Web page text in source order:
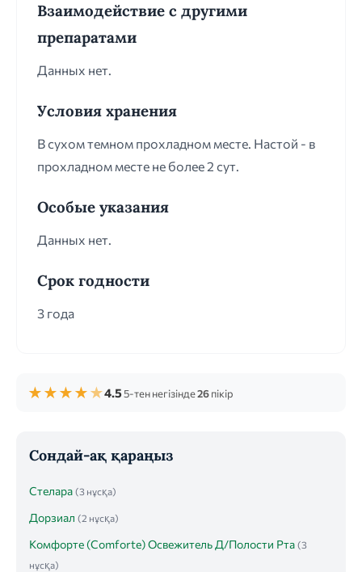
Взаимодействие с другими
препаратами
Данных нет.
Условия хранения
В сухом темном прохладном месте. Настой - в
прохладном месте не более 2 сут.
Особые указания
Данных нет.
Срок годности
3 года
★★★★★4.55-тен негізінде26пікір
Сондай-ақ қараңыз
Стелара (3 нұсқа)
Дорзиал (2 нұсқа)
Комфорте (Comforte) Освежитель Д/Полости Рта (3
нұсқа)